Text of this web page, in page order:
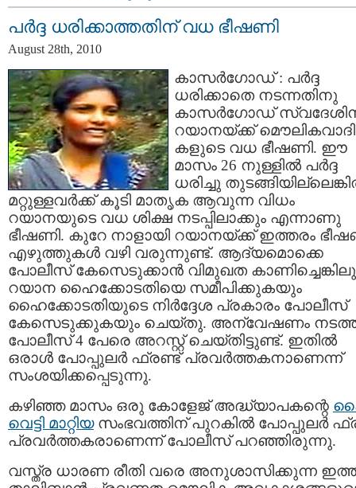
പര്‍ദ്ദ ധരിക്കാത്തതിന് വധ ഭീഷണി
August 28th, 2010
കാസര്‍ഗോഡ്‌ : പര്‍ദ്ദ
ധരിക്കാതെ നടന്നതിനു
കാസര്‍ഗോഡ്‌
റയാനയ്ക്ക് മൌലികവാദി
കളുടെ വധ ഭീഷണി. ഈ
മാസം 26 നുള്ളില്‍ പര്‍ദ്ദ
ധരിച്ചു
മറ്റുള്ളവര്‍ക്ക് കൂടി മാതൃക ആവുന്ന വിധം
റയാനയുടെ വധ ശിക്ഷ നടപ്പിലാക്കും എന്നാണു
ഭീഷണി. കുറേ നാളായി റയാനയ്ക്ക് ഇത്തരം
എഴുത്തുകള്‍ വഴി വരുന്നുണ്ട്. ആദ്യമൊക്കെ
പോലീസ്‌ കേസെടുക്കാന്‍ വിമുഖത
റയാന ഹൈക്കോടതിയെ സമീപിക്കുകയും
ഹൈക്കോടതിയുടെ നിര്‍ദ്ദേശ പ്രകാരം പോലീസ്‌
കേസെടുക്കുകയും ചെയ്തു. അന്വേഷണം
പോലീസ്‌ 4 പേരെ അറസ്റ്റ്‌ ചെയ്തിട്ടുണ്ട്. ഇതില്‍
ഒരാള്‍ പോപ്പുലര്‍ ഫ്രണ്ട്‌ പ്രവര്‍ത്തകനാണെന്ന്
സംശയിക്കപ്പെടുന്നു.
കഴിഞ്ഞ മാസം ഒരു കോളേജ്‌ അദ്ധ്യാപകന്റെ
വെട്ടി മാറ്റിയസംഭവത്തിന്‌ പുറകില്‍ പോപ്പുലര്‍
പ്രവര്‍ത്തകരാണെന്ന് പോലീസ്‌ പറഞ്ഞിരുന്നു.
വസ്ത്ര ധാരണ രീതി വരെ അനുശാസിക്കുന്ന